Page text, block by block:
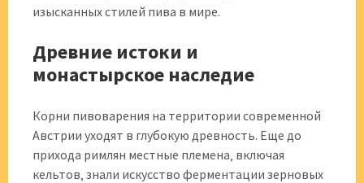
изысканных стилей пива в мире.
Древние истоки и
монастырское наследие
Корни пивоварения на территории современной
Австрии уходят в глубокую древность. Еще до
прихода римлян местные племена‚ включая
кельтов‚ знали искусство ферментации зерновых